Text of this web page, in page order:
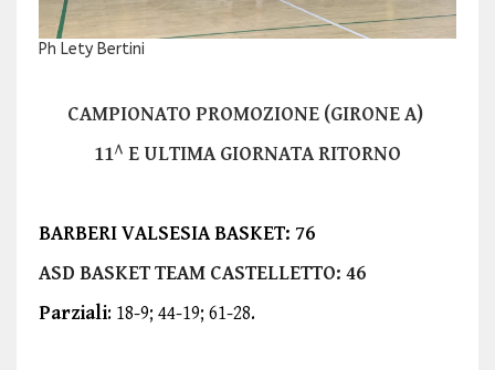
Ph Lety Bertini
CAMPIONATO PROMOZIONE (GIRONE A)
11^ E ULTIMA GIORNATA RITORNO
BARBERI VALSESIA BASKET: 76
ASD BASKET TEAM CASTELLETTO: 46
Parziali: 18-9; 44-19; 61-28.